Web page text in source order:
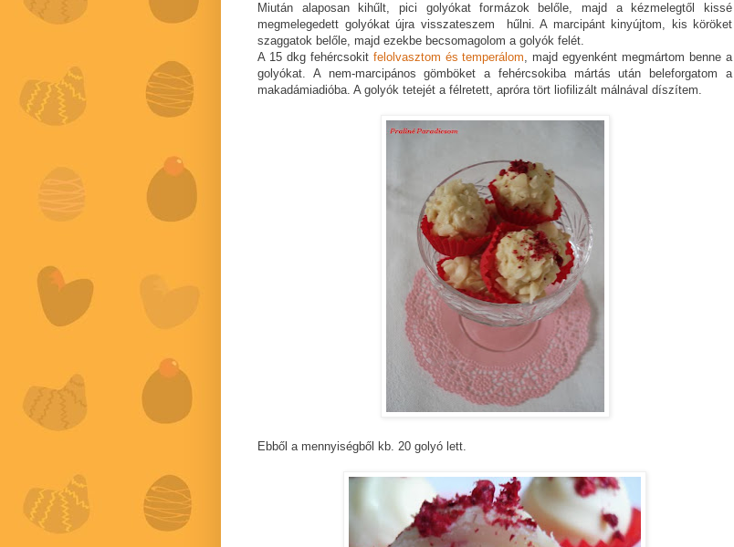
Miután alaposan kihűlt, pici golyókat formázok belőle, majd a kézmelegtől kissé
megmelegedett golyókat újra visszateszem hűlni. A marcipánt kinyújtom, kis köröket
szaggatok belőle, majd ezekbe becsomagolom a golyók felét.
A 15 dkg fehércsokit felolvasztom és temperálom, majd egyenként megmártom benne a
golyókat. A nem-marcipános gömböket a fehércsokiba mártás után beleforgatom a
makadámiadióba. A golyók tetejét a félretett, apróra tört liofilizált málnával díszítem.
Ebből a mennyiségből kb. 20 golyó lett.